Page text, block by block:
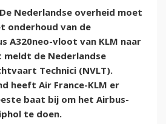
De Nederlandse overheid moet
onderhoud van de
A320neo-vloot van KLM naar
meldt de Nederlandse
Technici (NVLT).
heeft Air France-KLM er
baat bij om het Airbus-
te doen.